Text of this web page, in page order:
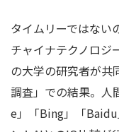
タイムリーではない
チャイナテクノロジ
の大学の研究者が共
調査」での結果。人
e」「Bing」「